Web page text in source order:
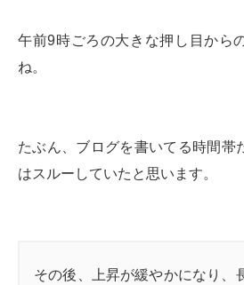
午前9時ごろの大きな押し目から
ね。
たぶん、ブログを書いてる時間帯
はスルーしていたと思います。
その後、上昇が緩やかになり、